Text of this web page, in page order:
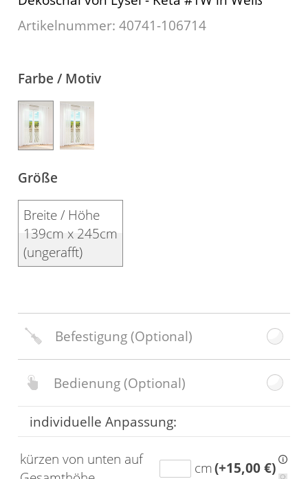
Kissen
Fensterbilder
Gardinenstange
Stoffe
Artikelnummer: 40741-106714
Farbe / Motiv
Größe
Breite / Höhe
139cm x 245cm
(ungerafft)
Befestigung(Optional)
Bedienung(Optional)
individuelle Anpassung:
kürzen von unten auf
cm(+15,00 €)